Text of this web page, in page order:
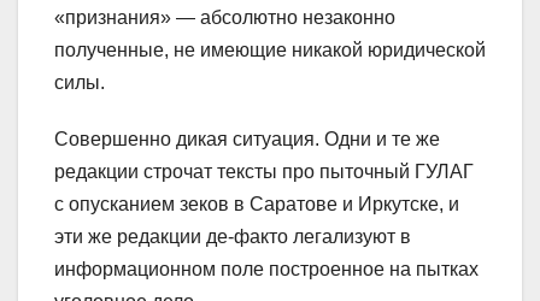
«признания» — абсолютно незаконно
полученные, не имеющие никакой юридической
силы.
Совершенно дикая ситуация. Одни и те же
редакции строчат тексты про пыточный ГУЛАГ
с опусканием зеков в Саратове и Иркутске, и
эти же редакции де-факто легализуют в
информационном поле построенное на пытках